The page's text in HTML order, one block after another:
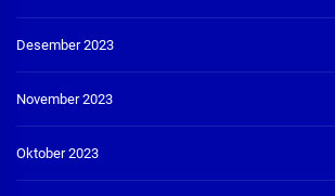
Desember 2023
November 2023
Oktober 2023